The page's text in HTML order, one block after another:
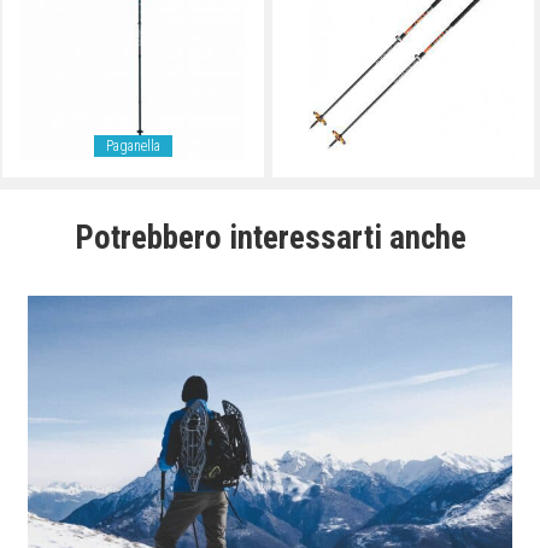
Paganella
Potrebbero interessarti anche